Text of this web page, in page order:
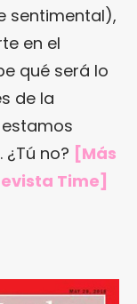
sentimental),
en el
qué será lo
de la
no? [Más
Time]